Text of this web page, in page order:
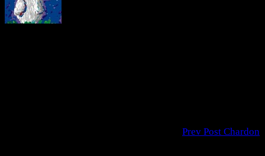
Prev Post Chardon